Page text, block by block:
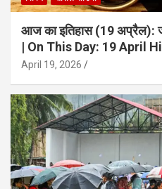
आज का इतिहास (19 अप्रैल):
| On This Day: 19 April
April 19, 2026